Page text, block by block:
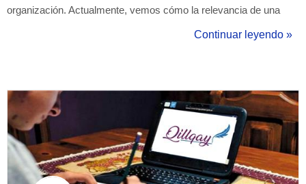
organización. Actualmente, vemos cómo la relevancia de una
cómo esta competencia se entrelaza de manera significativa con
Continuar leyendo »